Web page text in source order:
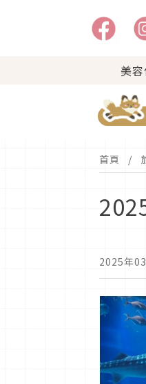
美
首頁
2025年